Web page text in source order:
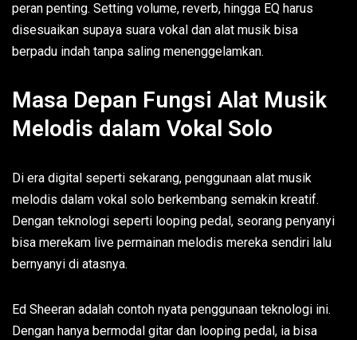
peran penting. Setting volume, reverb, hingga EQ harus
disesuaikan supaya suara vokal dan alat musik bisa
berpadu indah tanpa saling menenggelamkan.
Masa Depan Fungsi Alat Musik
Melodis dalam Vokal Solo
Di era digital seperti sekarang, penggunaan alat musik
melodis dalam vokal solo berkembang semakin kreatif.
Dengan teknologi seperti looping pedal, seorang penyanyi
bisa merekam live permainan melodis mereka sendiri lalu
bernyanyi di atasnya.
Ed Sheeran adalah contoh nyata penggunaan teknologi ini.
Dengan hanya bermodal gitar dan looping pedal, ia bisa